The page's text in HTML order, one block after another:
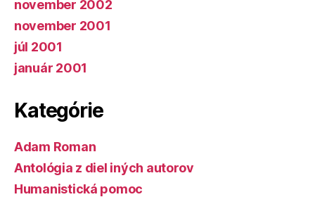
november 2002
november 2001
júl 2001
január 2001
Kategórie
Adam Roman
Antológia z diel iných autorov
Humanistická pomoc